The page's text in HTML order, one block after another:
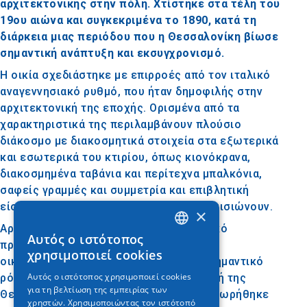
αρχιτεκτονικής στην πόλη. Χτίστηκε στα τέλη του
19ου αιώνα και συγκεκριμένα το 1890, κατά τη
διάρκεια μιας περιόδου που η Θεσσαλονίκη βίωσε
σημαντική ανάπτυξη και εκσυγχρονισμό.
Η οικία σχεδιάστηκε με επιρροές από τον ιταλικό
αναγεννησιακό ρυθμό, που ήταν δημοφιλής στην
αρχιτεκτονική της εποχής. Ορισμένα από τα
χαρακτηριστικά της περιλαμβάνουν πλούσιο
διάκοσμο με διακοσμητικά στοιχεία στα εξωτερικά
και εσωτερικά του κτιρίου, όπως κιονόκρανα,
διακοσμημένα ταβάνια και περίτεχνα μπαλκόνια,
σαφείς γραμμές και συμμετρία και επιβλητική
είσοδο, με ψηλά κολωνάκια που την πλαισιώνουν.
Αρχικά, το κτίριο φιλοξενούσε το ιταλικό
προξενείο και αργότερα έγινε οικία της
οικογένειας Σαλέμ, που διαδραμάτισε σημαντικό
ρόλο στην κοινωνική και οικονομική ζωή της
Θεσσαλονίκης. Το 1988, το κτίριο παραχωρήθηκε
×
Αυτός ο ιστότοπος
χρησιμοποιεί cookies
Αυτός ο ιστότοπος χρησιμοποιεί cookies
για τη βελτίωση της εμπειρίας των
χρηστών. Χρησιμοποιώντας τον ιστότοπό